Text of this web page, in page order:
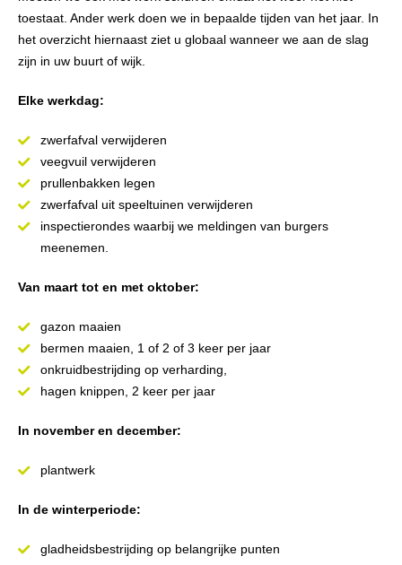
toestaat. Ander werk doen we in bepaalde tijden van het jaar. In
het overzicht hiernaast ziet u globaal wanneer we aan de slag
zijn in uw buurt of wijk.
Elke werkdag:
zwerfafval verwijderen
veegvuil verwijderen
prullenbakken legen
zwerfafval uit speeltuinen verwijderen
inspectierondes waarbij we meldingen van burgers
meenemen.
Van maart tot en met oktober:
gazon maaien
bermen maaien, 1 of 2 of 3 keer per jaar
onkruidbestrijding op verharding,
hagen knippen, 2 keer per jaar
In november en december:
plantwerk
In de winterperiode:
gladheidsbestrijding op belangrijke punten